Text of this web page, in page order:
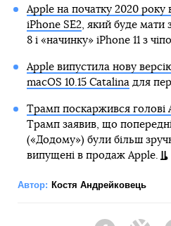
Apple на початку 2020 року
iPhone SE2, який буде мати
8 і «начинку» iPhone 11 з
Apple випустила нову
macOS 10.15 Catalina для
Трамп поскаржився голові
Трамп заявив, що
(«Додому») були більш
випущені в продаж Apple.
Автор: Костя Андрейковець